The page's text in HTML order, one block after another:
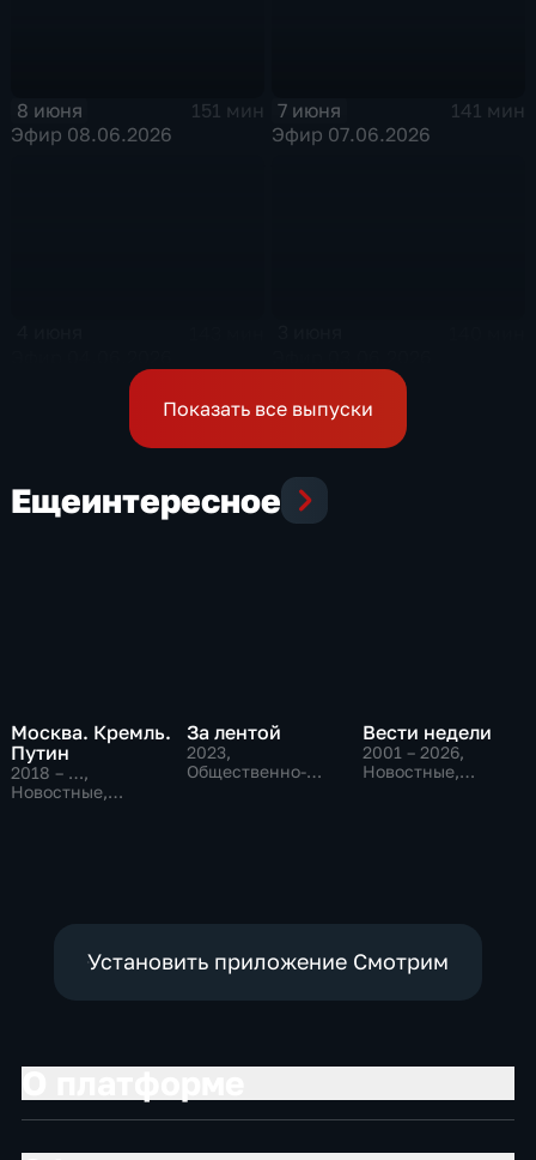
8 июня
151 мин
Эфир 08.06.2026
7 июня
141 мин
Эфир 07.06.2026
Показать все выпуски
Ещеинтересное
Москва. Кремль.
Путин
2018 – …,
Новостные,
За лентой
2023,
Общественно-
Вести недели
2001 – 2026,
Новостные,
Установить приложение Смотрим